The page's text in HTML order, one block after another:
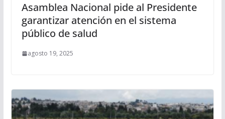
Asamblea Nacional pide al Presidente
garantizar atención en el sistema
público de salud
agosto 19, 2025